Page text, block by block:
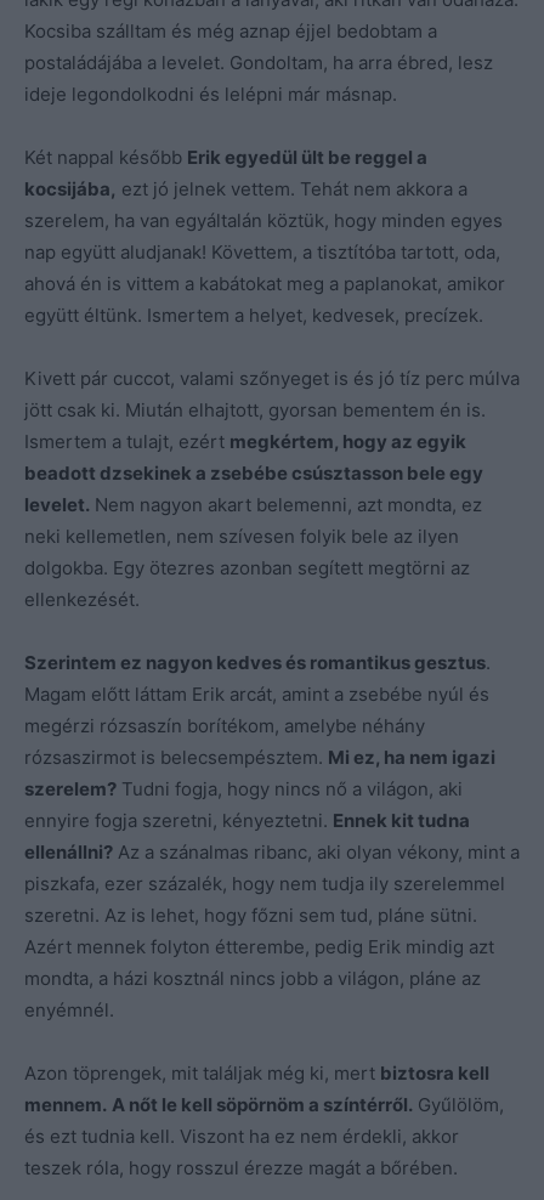
Kocsiba szálltam és még aznap éjjel bedobtam a
postaládájába a levelet. Gondoltam, ha arra ébred, lesz
ideje legondolkodni és lelépni már másnap.
Két nappal később Erik egyedül ült be reggel a
kocsijába, ezt jó jelnek vettem. Tehát nem akkora a
szerelem, ha van egyáltalán köztük, hogy minden egyes
nap együtt aludjanak! Követtem, a tisztítóba tartott, oda,
ahová én is vittem a kabátokat meg a paplanokat, amikor
együtt éltünk. Ismertem a helyet, kedvesek, precízek.
Kivett pár cuccot, valami szőnyeget is és jó tíz perc múlva
jött csak ki. Miután elhajtott, gyorsan bementem én is.
Ismertem a tulajt, ezért megkértem, hogy az egyik
beadott dzsekinek a zsebébe csúsztasson bele egy
levelet. Nem nagyon akart belemenni, azt mondta, ez
neki kellemetlen, nem szívesen folyik bele az ilyen
dolgokba. Egy ötezres azonban segített megtörni az
ellenkezését.
Szerintem ez nagyon kedves és romantikus gesztus.
Magam előtt láttam Erik arcát, amint a zsebébe nyúl és
megérzi rózsaszín borítékom, amelybe néhány
rózsaszirmot is belecsempésztem. Mi ez, ha nem igazi
szerelem? Tudni fogja, hogy nincs nő a világon, aki
ennyire fogja szeretni, kényeztetni. Ennek kit tudna
ellenállni? Az a szánalmas ribanc, aki olyan vékony, mint a
piszkafa, ezer százalék, hogy nem tudja ily szerelemmel
szeretni. Az is lehet, hogy főzni sem tud, pláne sütni.
Azért mennek folyton étterembe, pedig Erik mindig azt
mondta, a házi kosztnál nincs jobb a világon, pláne az
enyémnél.
Azon töprengek, mit találjak még ki, mert biztosra kell
mennem. A nőt le kell söpörnöm a színtérről. Gyűlölöm,
és ezt tudnia kell. Viszont ha ez nem érdekli, akkor
teszek róla, hogy rosszul érezze magát a bőrében.